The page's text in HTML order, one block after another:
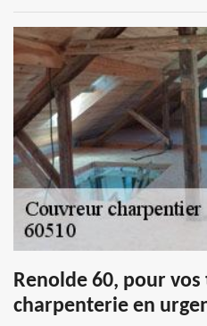
Renolde 60, pour
charpenterie en